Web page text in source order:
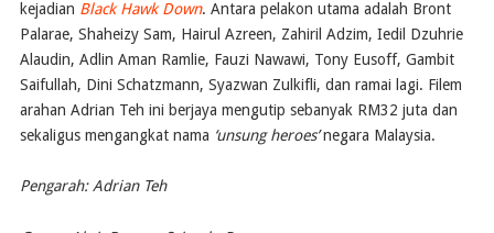
kejadian Black Hawk Down. Antara pelakon utama adalah Bront
Palarae, Shaheizy Sam, Hairul Azreen, Zahiril Adzim, Iedil Dzuhrie
Alaudin, Adlin Aman Ramlie, Fauzi Nawawi, Tony Eusoff, Gambit
Saifullah, Dini Schatzmann, Syazwan Zulkifli, dan ramai lagi. Filem
arahan Adrian Teh ini berjaya mengutip sebanyak RM32 juta dan
sekaligus mengangkat nama ‘unsung heroes’negara Malaysia.
Pengarah: Adrian Teh